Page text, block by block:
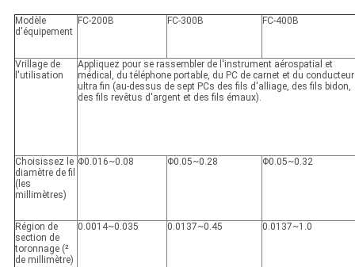
Modèle
d'équipement
FC-200B FC-300B FC-400B
Vrillage de
l'utilisation
Appliquez pour se rassembler de l'instrument aérospatial et
médical, du téléphone portable, du PC de carnet et du conducteur
ultra fin (au-dessus de sept PCs des fils d'alliage, des fils bidon,
des fils revêtus d'argent et des fils émaux).
Choisissez le
diamètre de fil
(les
millimètres)
Φ0.016~0.08 Φ0.05~0.28 Φ0.05~0.32
Région de
section de
toronnage (²
de millimètre)
0.0014~0.035 0.0137~0.45 0.0137~1.0